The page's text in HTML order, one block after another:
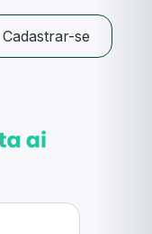
Cadastrar-se